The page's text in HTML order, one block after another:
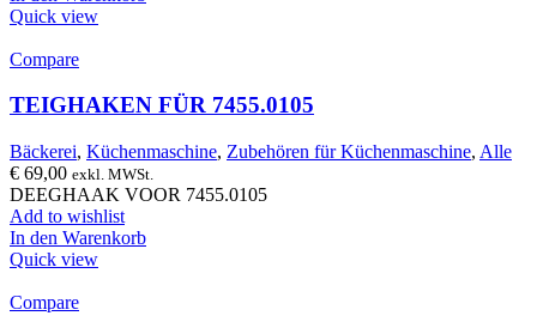
Quick view
Compare
TEIGHAKEN FÜR 7455.0105
Bäckerei, Küchenmaschine, Zubehören für Küchenmaschine, Alle
€ 69,00 exkl. MWSt.
DEEGHAAK VOOR 7455.0105
Add to wishlist
In den Warenkorb
Quick view
Compare